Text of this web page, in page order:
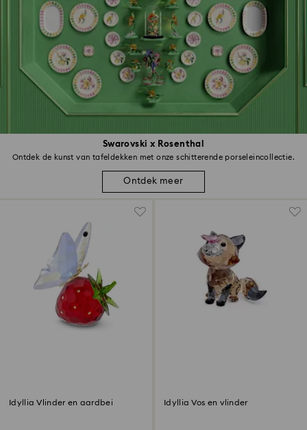
Swarovski x Rosenthal
Ontdek de kunst van tafeldekken met onze schitterende porseleincollectie.
Ontdek meer
Idyllia Vlinder en aardbei Idyllia Vos en vlinder